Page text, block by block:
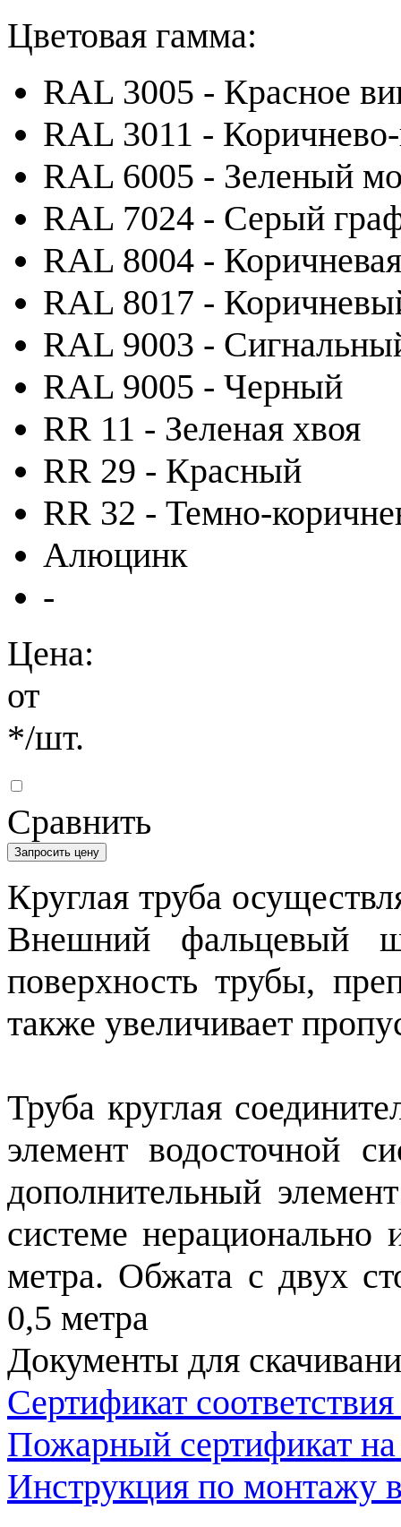
Цветовая гамма:
RAL 3005 - Красное
RAL 3011 -
RAL 6005 - Зеленый
RAL 7024 - Серый
RAL 8004 -
RAL 8017 -
RAL 9003 -
RAL 9005 - Черный
RR 11 - Зеленая хвоя
RR 29 - Красный
RR 32 - Темно-
Алюцинк
-
Цена:
от
*/шт.
Сравнить
Запросить цену
Круглая труба
Внешний фальцевый
поверхность трубы,
также увеличивает
Труба круглая
элемент водосточной
дополнительный
системе нерационально
метра. Обжата с двух
0,5 метра
Документы для
Сертификат
Пожарный сертификат
Инструкция по монтажу